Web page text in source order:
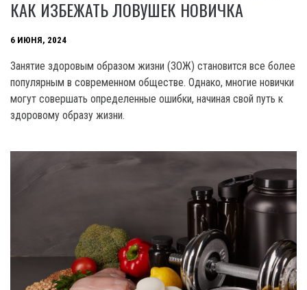
КАК ИЗБЕЖАТЬ ЛОВУШЕК НОВИЧКА
6 ИЮНЯ, 2024
Занятие здоровым образом жизни (ЗОЖ) становится все более
популярным в современном обществе. Однако, многие новички
могут совершать определенные ошибки, начиная свой путь к
здоровому образу жизни.